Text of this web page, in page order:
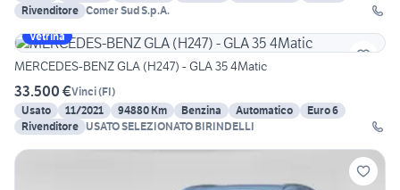
Rivenditore Comer Sud S.p.A.
Vetrina
MERCEDES-BENZ GLA (H247) - GLA 35 4Matic
33.500 €Vinci(FI)
Usato
11/2021 94880 Km Benzina Automatico
Euro 6
Rivenditore USATO SELEZIONATO BIRINDELLI